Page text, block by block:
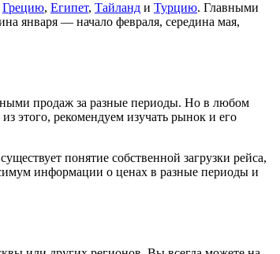
Грецию, Египет, Тайланд и Турцию. Главными
января — начало февраля, середина мая,
продаж за разные периоды. Но в любом
этого, рекомендуем изучать рынок и его
понятие собственной загрузки рейса,
информации о ценах в разные периоды и